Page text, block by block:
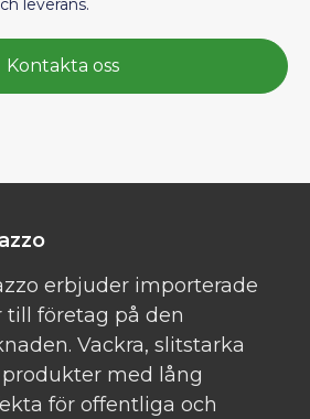
leverans.
Kontakta oss
erbjuder importerade
företag på den
Vackra, slitstarka
med lång
för offentliga och